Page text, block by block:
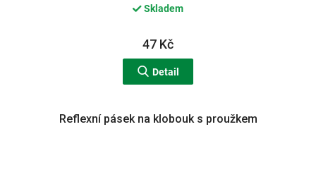
Skladem
47 Kč
Detail
Reflexní pásek na klobouk s proužkem